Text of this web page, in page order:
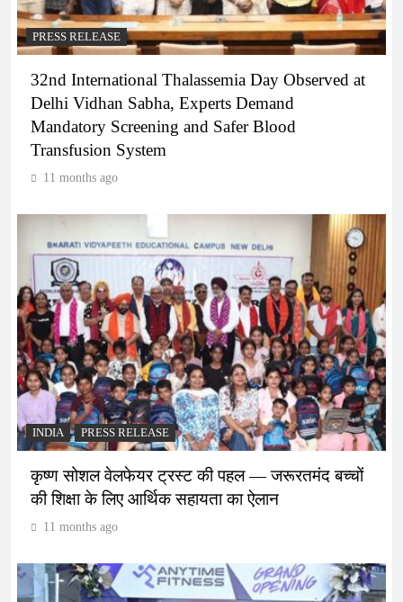
PRESS RELEASE
32nd International Thalassemia Day Observed at
Delhi Vidhan Sabha, Experts Demand
Mandatory Screening and Safer Blood
Transfusion System
11 months ago
INDIA PRESS RELEASE
कृष्ण सोशल वेलफेयर ट्रस्ट की पहल — जरूरतमंद बच्चों
की शिक्षा के लिए आर्थिक सहायता का ऐलान
11 months ago